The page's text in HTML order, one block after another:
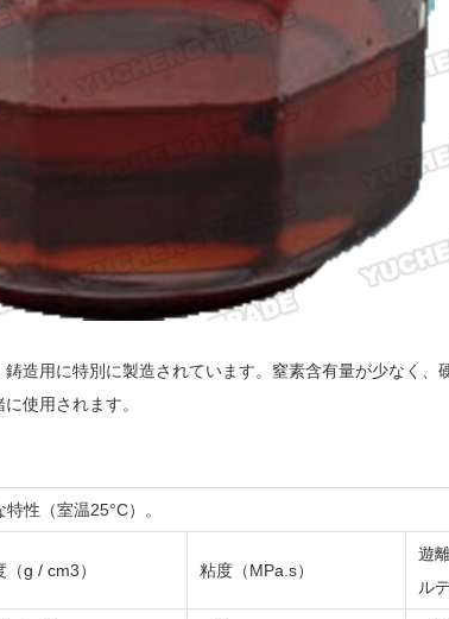
造用に特別に製造されています。窒素含有量が少なく
使用されます。
特性（室温25°C）。
（g / cm3） 粘度（MPa.s）
遊
ル